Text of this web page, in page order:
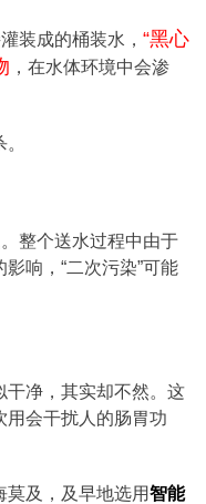
装成的桶装水，“黑心
，在水体环境中会渗
整个送水过程中由于
响，“二次污染”可能
干净，其实却不然。这
用会干扰人的肠胃功
莫及，及早地选用智能